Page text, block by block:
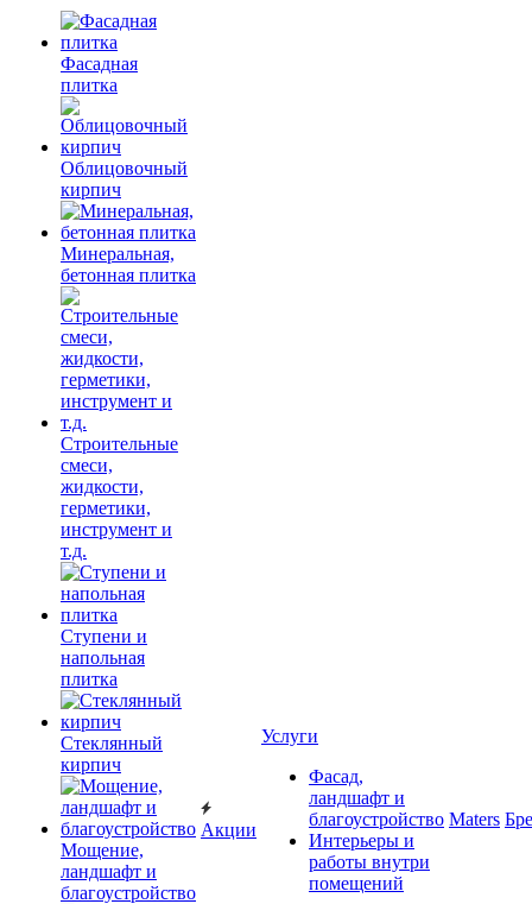
Фасадная
плитка
Облицовочный
кирпич
Минеральная,
бетонная плитка
Строительные
смеси,
жидкости,
герметики,
инструмент и
т.д.
Ступени и
напольная
плитка
Cтеклянный
кирпич
Мощение,
ландшафт и
благоустройство
Акции
Услуги
Фасад,
ландшафт и
благоустройство
Интерьеры и
работы внутри
помещений
Maters